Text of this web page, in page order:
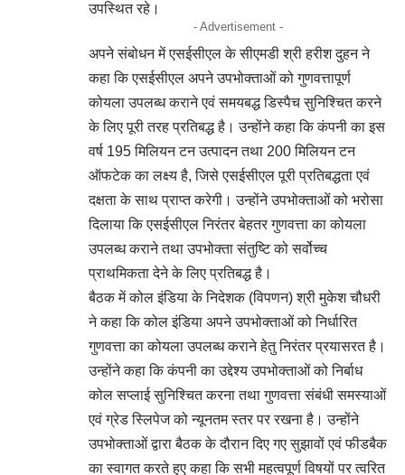
उपस्थित रहे।
- Advertisement -
अपने संबोधन में एसईसीएल के सीएमडी श्री हरीश दुहन ने
कहा कि एसईसीएल अपने उपभोक्ताओं को गुणवत्तापूर्ण
कोयला उपलब्ध कराने एवं समयबद्ध डिस्पैच सुनिश्चित करने
के लिए पूरी तरह प्रतिबद्ध है। उन्होंने कहा कि कंपनी का इस
वर्ष 195 मिलियन टन उत्पादन तथा 200 मिलियन टन
ऑफटेक का लक्ष्य है, जिसे एसईसीएल पूरी प्रतिबद्धता एवं
दक्षता के साथ प्राप्त करेगी। उन्होंने उपभोक्ताओं को भरोसा
दिलाया कि एसईसीएल निरंतर बेहतर गुणवत्ता का कोयला
उपलब्ध कराने तथा उपभोक्ता संतुष्टि को सर्वोच्च
प्राथमिकता देने के लिए प्रतिबद्ध है।
बैठक में कोल इंडिया के निदेशक (विपणन) श्री मुकेश चौधरी
ने कहा कि कोल इंडिया अपने उपभोक्ताओं को निर्धारित
गुणवत्ता का कोयला उपलब्ध कराने हेतु निरंतर प्रयासरत है।
उन्होंने कहा कि कंपनी का उद्देश्य उपभोक्ताओं को निर्बाध
कोल सप्लाई सुनिश्चित करना तथा गुणवत्ता संबंधी समस्याओं
एवं ग्रेड स्लिपेज को न्यूनतम स्तर पर रखना है। उन्होंने
उपभोक्ताओं द्वारा बैठक के दौरान दिए गए सुझावों एवं फीडबैक
का स्वागत करते हुए कहा कि सभी महत्वपूर्ण विषयों पर त्वरित